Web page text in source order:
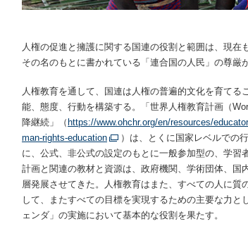
人権の促進と擁護に関する国連の役割と範囲は、現
その名のもとに書かれている「連合国の人民」の尊厳
人権教育を通して、国連は人権の普遍的文化を育て
能、態度、行動を構築する。「世界人権教育計画（
降継続」（ https://www.ohchr.org/en/resources/
man-rights-education
）は、とくに国家レベルでの
に、公式、非公式の設定のもとに一般参加型の、学
計画と関連の教材と資源は、政府機関、学術団体、国
層発展させてきた。人権教育はまた、すべての人に質
して、またすべての目標を実現するための主要な力
ェンダ」の実施において基本的な役割を果たす。